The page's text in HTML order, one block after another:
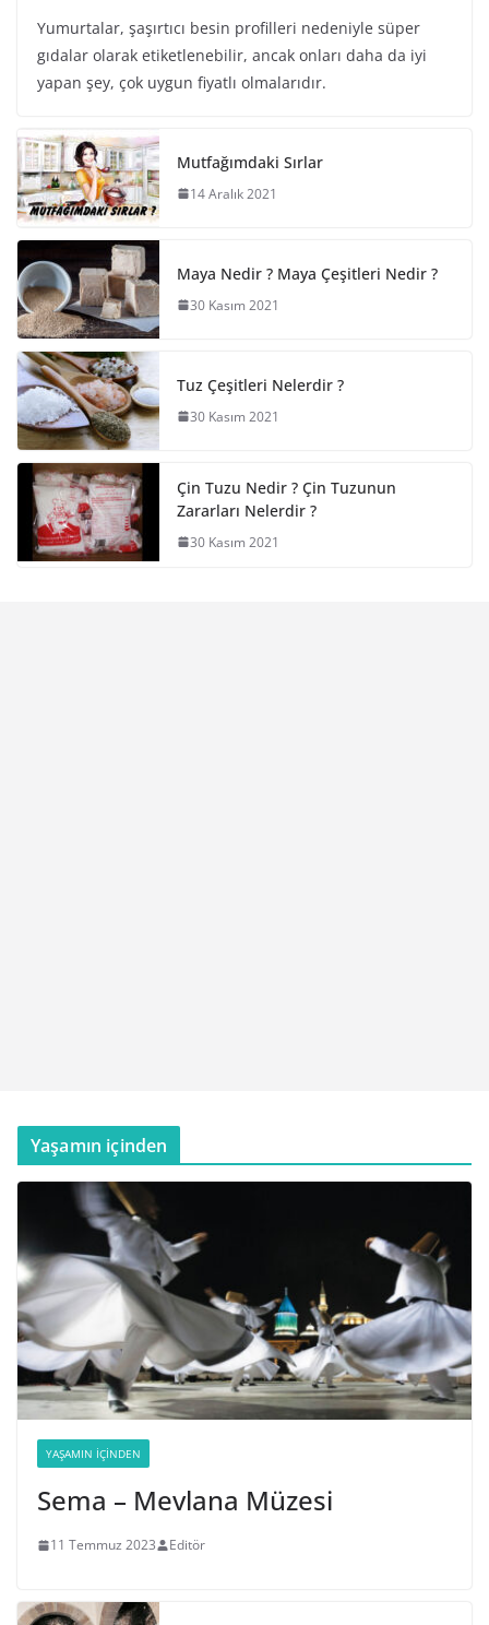
Yumurtalar, şaşırtıcı besin profilleri nedeniyle süper
gıdalar olarak etiketlenebilir, ancak onları daha da iyi
yapan şey, çok uygun fiyatlı olmalarıdır.
Mutfağımdaki Sırlar
14 Aralık 2021
Maya Nedir ? Maya Çeşitleri Nedir ?
30 Kasım 2021
Tuz Çeşitleri Nelerdir ?
30 Kasım 2021
Çin Tuzu Nedir ? Çin Tuzunun
Zararları Nelerdir ?
30 Kasım 2021
Yaşamın içinden
YAŞAMIN İÇINDEN
Sema – Mevlana Müzesi
11 Temmuz 2023 Editör